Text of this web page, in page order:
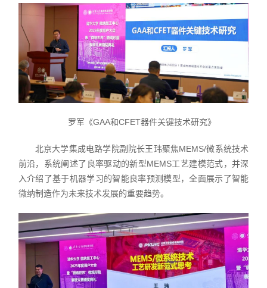
罗军《GAA和CFET器件关键技术研究》
北京大学集成电路学院副院长王玮聚焦MEMS/微系统技术
前沿，系统阐述了良率驱动的新型MEMS工艺建模范式，并深
入介绍了基于机器学习的智能良率预测模型，全面展示了智能
微纳制造作为未来技术发展的重要趋势。